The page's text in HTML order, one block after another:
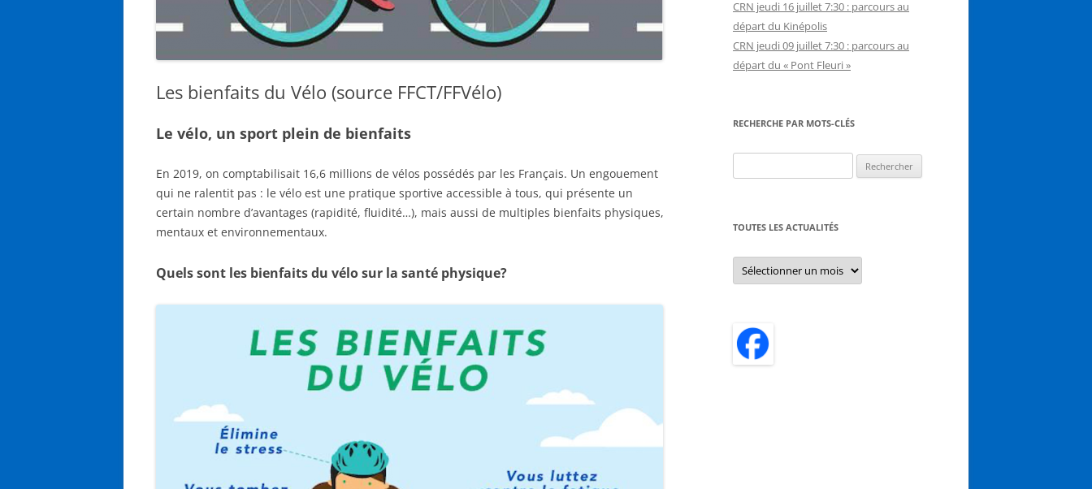
Les bienfaits du Vélo (source FFCT/FFVélo)
Le vélo, un sport plein de bienfaits
En 2019, on comptabilisait 16,6 millions de vélos possédés par les Français. Un engouement
qui ne ralentit pas : le vélo est une pratique sportive accessible à tous, qui présente un
certain nombre d’avantages (rapidité, fluidité…), mais aussi de multiples bienfaits physiques,
mentaux et environnementaux.
Quels sont les bienfaits du vélo sur la santé physique?
CRN jeudi 16 juillet 7:30 : parcours au
départ du Kinépolis
CRN jeudi 09 juillet 7:30 : parcours au
départ du « Pont Fleuri »
RECHERCHE PAR MOTS-CLÉS
TOUTES LES ACTUALITÉS
Toutes
les
actualités